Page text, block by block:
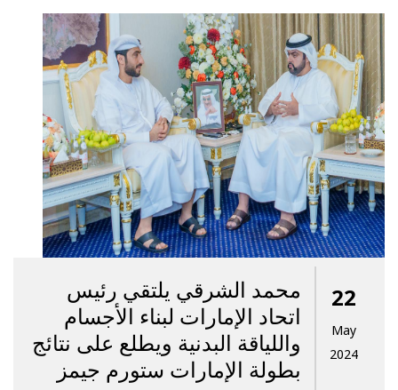
محمد الشرقي يلتقي رئيس
اتحاد الإمارات لبناء الأجسام
واللياقة البدنية ويطلع على نتائج
بطولة الإمارات ستورم جيمز
22
May
2024